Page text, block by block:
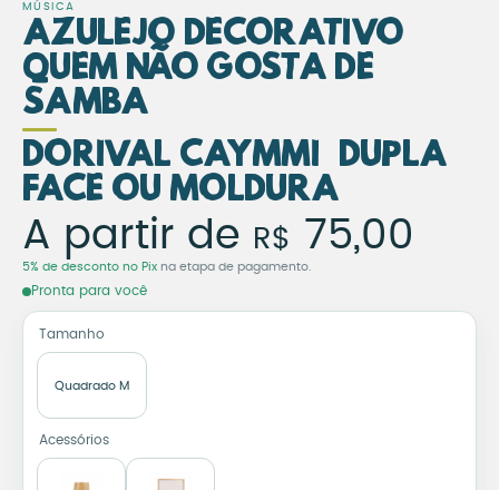
MÚSICA
Azulejo Decorativo
Quem Não Gosta de
Samba
Dorival Caymmi (Dupla
face ou Moldura)
Azulejo Decorativo
A partir de R$ 75,00
5% de desconto no Pix na etapa de pagamento.
Pronta para você
Tamanho
Quadrado M
Acessórios